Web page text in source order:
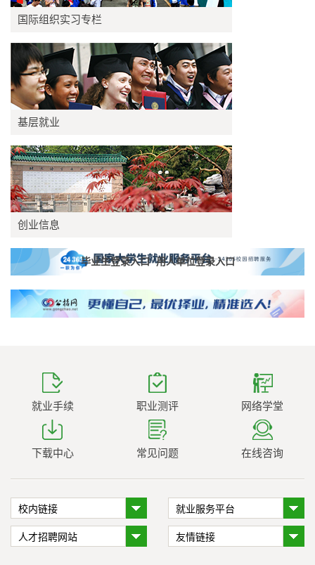
国际组织实习专栏
基层就业
创业信息
毕业生登录入口 用人单位登录入口
就业手续 职业测评 网络学堂
下载中心 常见问题 在线咨询
校内链接 就业服务平台
人才招聘网站 友情链接